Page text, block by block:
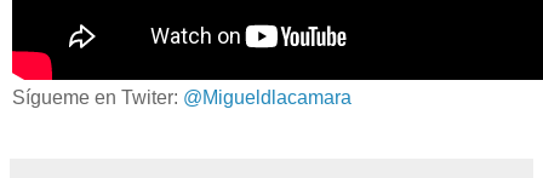
Sígueme en Twiter: @Migueldlacamara